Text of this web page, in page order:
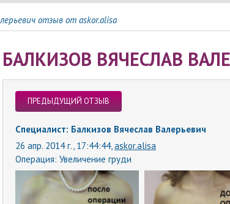
отзыв от askor.alisa
БАЛКИЗОВ ВЯЧЕСЛАВ
ПРЕДЫДУЩИЙ ОТЗЫВ
Специалист: Балкизов Вячеслав Валерьевич
26 апр. 2014 г., 17:44:44, askor.alisa
Операция: Увеличение груди